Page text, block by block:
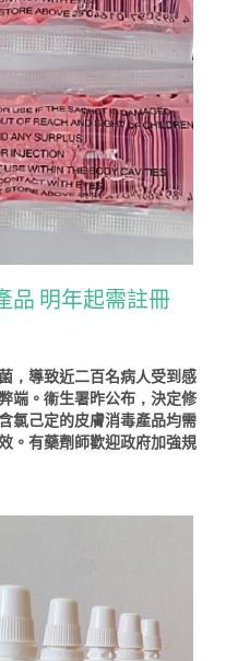
品 明年起需註冊
，導致近二百名病人受到感
端。衞生署昨公布，決定修
氯己定的皮膚消毒產品均需
。有藥劑師歡迎政府加強規